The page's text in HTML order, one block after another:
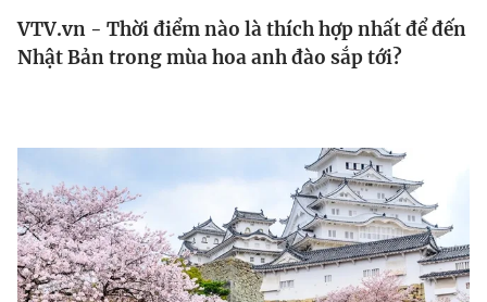
Thế giới
Câu chuyện quốc tế
Tài chính
Thị trường
Góc doanh nghiệp
Truyền hình
Phim VTV
Giải trí
VTV.vn - Thời điểm nào là thích hợp nhất để đến
Nhật Bản trong mùa hoa anh đào sắp tới?